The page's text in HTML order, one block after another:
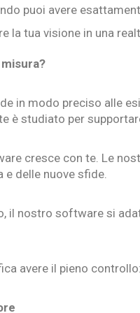
puoi avere
la tua visione in una
in modo preciso alle
è studiato per
cresce con te. Le
delle nuove sfide.
il nostro software si
avere il pieno